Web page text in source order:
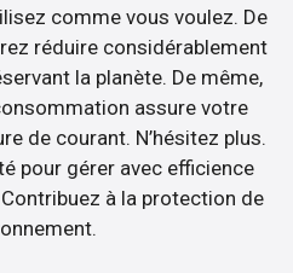
comme vous voulez. De
réduire considérablement
la planète. De même,
assure votre
de courant. N’hésitez plus.
pour gérer avec efficience
à la protection de